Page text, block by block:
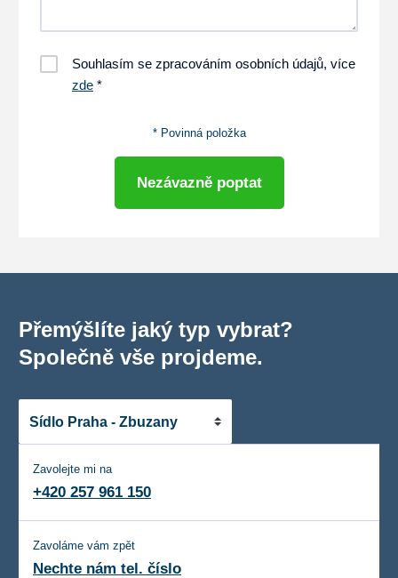
Souhlasím se zpracováním osobních údajů, více
zde *
* Povinná položka
Nezávazně poptat
Přemýšlíte jaký typ vybrat?
Společně vše projdeme.
Zavolejte mi na
+420 257 961 150
Zavoláme vám zpět
Nechte nám tel. číslo